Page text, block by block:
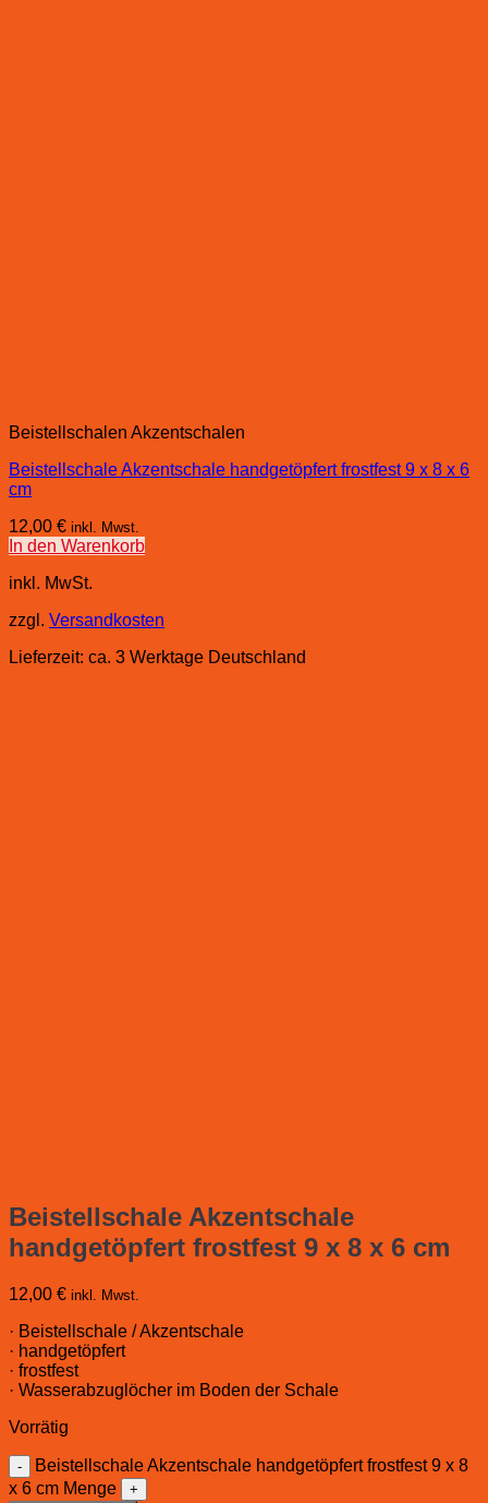
Beistellschalen Akzentschalen
Beistellschale Akzentschale handgetöpfert frostfest 9 x 8 x 6
cm
12,00 € inkl. Mwst.
In den Warenkorb
inkl. MwSt.
zzgl. Versandkosten
Lieferzeit: ca. 3 Werktage Deutschland
Beistellschale Akzentschale
handgetöpfert frostfest 9 x 8 x 6 cm
12,00 € inkl. Mwst.
· Beistellschale / Akzentschale
· handgetöpfert
· frostfest
· Wasserabzuglöcher im Boden der Schale
Vorrätig
Beistellschale Akzentschale handgetöpfert frostfest 9 x 8
x 6 cm Menge